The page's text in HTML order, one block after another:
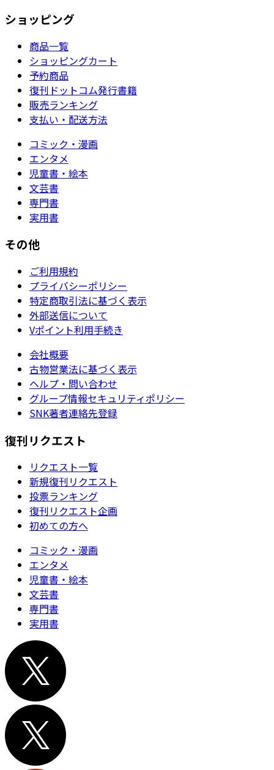
ショッピング
商品一覧
ショッピングカート
予約商品
復刊ドットコム発行書籍
販売ランキング
支払い・配送方法
コミック・漫画
エンタメ
児童書・絵本
文芸書
専門書
実用書
その他
ご利用規約
プライバシーポリシー
特定商取引法に基づく表示
外部送信について
Vポイント利用手続き
会社概要
古物営業法に基づく表示
ヘルプ・問い合わせ
グループ情報セキュリティポリシー
SNK著者連絡先登録
復刊リクエスト
リクエスト一覧
新規復刊リクエスト
投票ランキング
復刊リクエスト企画
初めての方へ
コミック・漫画
エンタメ
児童書・絵本
文芸書
専門書
実用書